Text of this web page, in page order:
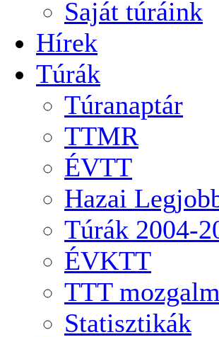
Saját túráink
Hírek
Túrák
Túranaptár
TTMR
ÉVTT
Hazai
Túrák 2004-
ÉVKTT
TTT
Statisztikák